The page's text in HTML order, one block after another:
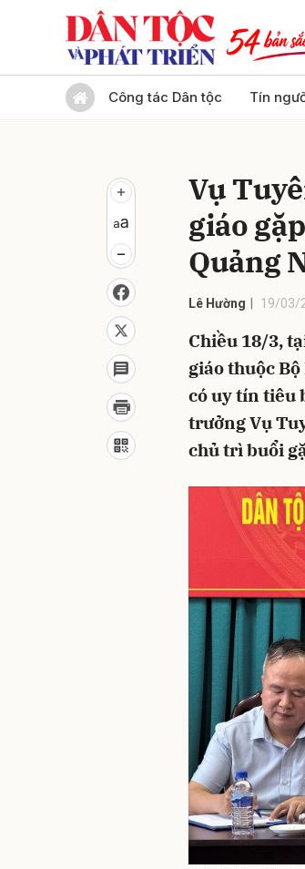
Công tác Dân tộc Tín
Vụ
giáo
Quảng
Lê Hường 19/03/
Chiều 18/3,
giáo thuộc
có uy tín tiêu
trưởng Vụ
chủ trì buổi